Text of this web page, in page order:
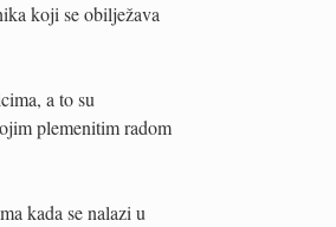
koji se obilježava
a to su
plemenitim radom
kada se nalazi u